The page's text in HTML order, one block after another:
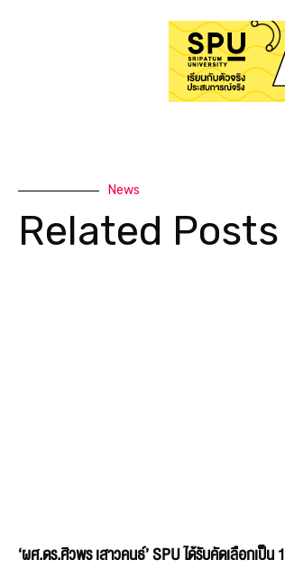
News
Related Posts
‘ผศ.ดร.ศิวพร เสาวคนธ์’ SPU ได้รับคัดเลือกเป็น 1